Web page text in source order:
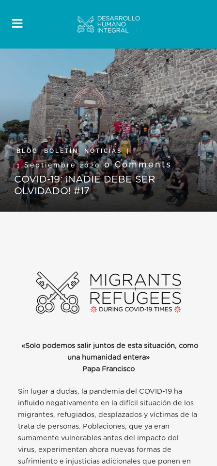
BLOG ,BOLETÍN , NOTICIAS
1 Septiembre 20200 Comments
COVID-19: ¡NADIE DEBE SER
OLVIDADO! #17
«Solo podemos salir juntos de esta situación, como
una humanidad entera»
Papa Francisco
Sin lugar a dudas, la pandemia del COVID-19 ha
influido negativamente en la difícil situación de los
migrantes, refugiados, desplazados y víctimas de la
trata de personas. Poblaciones, que ya eran
sumamente vulnerables antes del impacto del
virus, experimentan ahora nuevas formas de
sufrimiento e injusticias adicionales que ponen en